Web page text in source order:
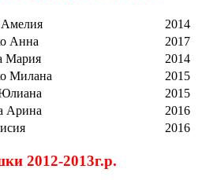
2014
Анна 2017
Мария 2014
Милана 2015
2015
Арина 2016
2016
2012-2013г.р.